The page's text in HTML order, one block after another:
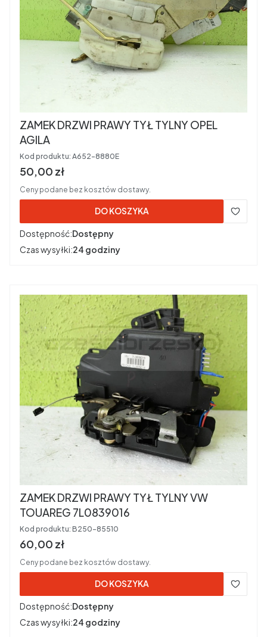
ZAMEK DRZWI PRAWY TYŁ TYLNY OPEL
AGILA
Kod produktu: A652-8880E
Cena brutto
50,00 zł
Ceny podane bez kosztów dostawy.
DO KOSZYKA
Dostępność:Dostępny
Czas wysyłki:24 godziny
ZAMEK DRZWI PRAWY TYŁ TYLNY VW
TOUAREG 7L0839016
Kod produktu: B250-85510
Cena brutto
60,00 zł
Ceny podane bez kosztów dostawy.
DO KOSZYKA
Dostępność:Dostępny
Czas wysyłki:24 godziny